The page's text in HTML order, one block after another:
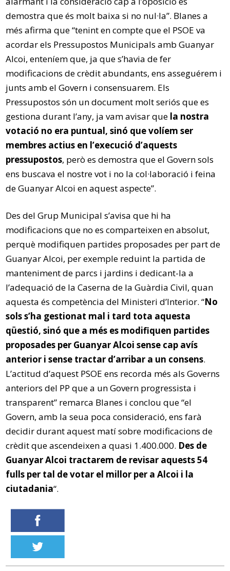
demostra que és molt baixa si no nul·la”. Blanes a
més afirma que “tenint en compte que el PSOE va
acordar els Pressupostos Municipals amb Guanyar
Alcoi, enteníem que, ja que s’havia de fer
modificacions de crèdit abundants, ens asseguérem i
junts amb el Govern i consensuarem. Els
Pressupostos són un document molt seriós que es
gestiona durant l’any, ja vam avisar que la nostra
votació no era puntual, sinó que volíem ser
membres actius en l’execució d’aquests
pressupostos, però es demostra que el Govern sols
ens buscava el nostre vot i no la col·laboració i feina
de Guanyar Alcoi en aquest aspecte”.
Des del Grup Municipal s’avisa que hi ha
modificacions que no es comparteixen en absolut,
perquè modifiquen partides proposades per part de
Guanyar Alcoi, per exemple reduint la partida de
manteniment de parcs i jardins i dedicant-la a
l’adequació de la Caserna de la Guàrdia Civil, quan
aquesta és competència del Ministeri d’Interior. “No
sols s’ha gestionat mal i tard tota aquesta
qüestió, sinó que a més es modifiquen partides
proposades per Guanyar Alcoi sense cap avís
anterior i sense tractar d’arribar a un consens.
L’actitud d’aquest PSOE ens recorda més als Governs
anteriors del PP que a un Govern progressista i
transparent” remarca Blanes i conclou que “el
Govern, amb la seua poca consideració, ens farà
decidir durant aquest matí sobre modificacions de
crèdit que ascendeixen a quasi 1.400.000. Des de
Guanyar Alcoi tractarem de revisar aquests 54
fulls per tal de votar el millor per a Alcoi i la
ciutadania“.